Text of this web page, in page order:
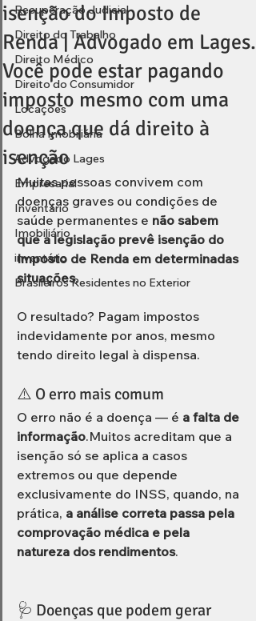
Recuperação Judicial
Direito do Trabalho
Direito Médico
Direito do Consumidor
Locações
Bolha Imobiliária
Advogado Lages
Empresarial
Inventário
Imobiliário
inventário
Brasileiros Residentes no Exterior
isenção do Imposto de
Renda | Advogado em Lages.
Você pode estar pagando
imposto mesmo com uma
doença que dá direito à
isenção
Muitas pessoas convivem com
doenças graves ou condições de
saúde permanentes e não sabem
que a legislação prevê isenção do
Imposto de Renda em determinadas
situações.
O resultado? Pagam impostos
indevidamente por anos, mesmo
tendo direito legal à dispensa.
⚠️ O erro mais comum
O erro não é a doença — é a falta de
informação.Muitos acreditam que a
isenção só se aplica a casos
extremos ou que depende
exclusivamente do INSS, quando, na
prática, a análise correta passa pela
comprovação médica e pela
natureza dos rendimentos.
🩺 Doenças que podem gerar